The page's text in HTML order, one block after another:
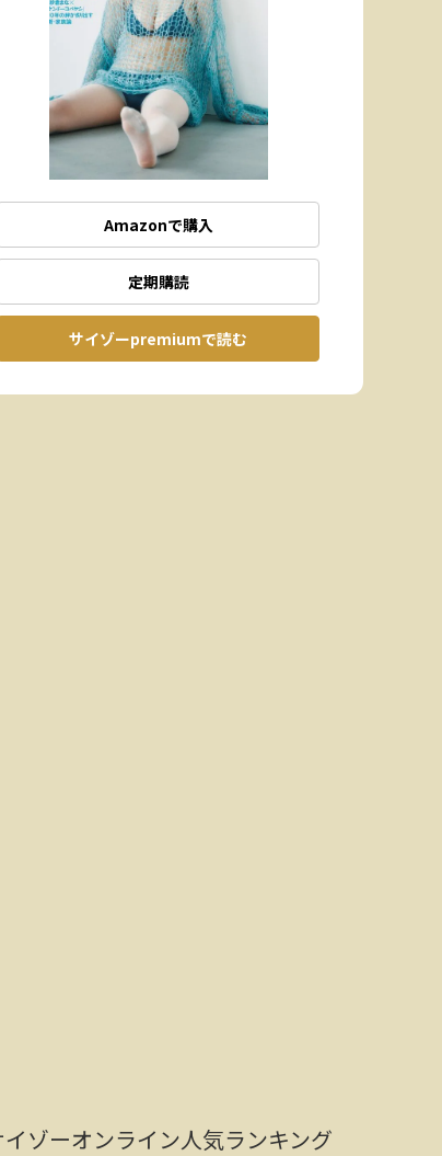
Amazonで購入
定期購読
サイゾーpremiumで読む
イゾーオンライン人気ランキング